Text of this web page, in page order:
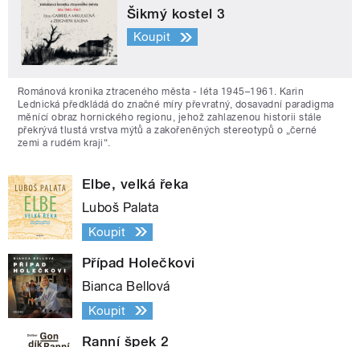
Šikmý kostel 3
Koupit
Románová kronika ztraceného města - léta 1945–1961. Karin
Lednická předkládá do značné míry převratný, dosavadní paradigma
měnící obraz hornického regionu, jehož zahlazenou historii stále
překrývá tlustá vrstva mýtů a zakořeněných stereotypů o „černé
zemi a rudém kraji“.
Elbe, velká řeka
Luboš Palata
Koupit
Případ Holečkovi
Bianca Bellová
Koupit
Ranní špek 2